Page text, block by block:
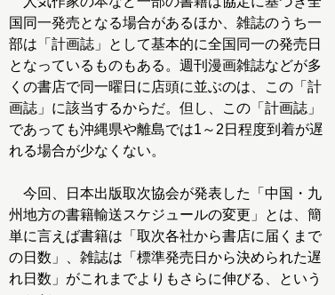
国同一発売となる場合があるほか、雑誌のうち一
部は「計画誌」として基本的に全国同一の発売日
となっているものもある。週刊漫画雑誌などが多
くの書店で同一曜日に店頭に並ぶのは、この「計
画誌」に該当するからだ。但し、この「計画誌」
であっても沖縄県や離島では1～2日程度到着が遅
れる場合が少なくない。
今回、日本出版取次協会が発表した「中国・九
州地方の書籍輸送スケジュールの変更」とは、簡
単に言えば書籍は「取次各社から書店に届くまで
の日数」、雑誌は「標準発売日から決められた遅
れ日数」がこれまでよりもさらに伸びる、という